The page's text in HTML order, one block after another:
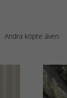
Andra köpte även